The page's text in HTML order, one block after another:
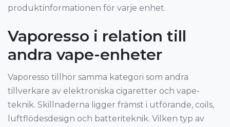
produktinformationen för varje enhet.
Vaporesso i relation till
andra vape-enheter
Vaporesso tillhör samma kategori som andra
tillverkare av elektroniska cigaretter och vape-
teknik. Skillnaderna ligger främst i utförande, coils,
luftflödesdesign och batteriteknik. Vilken typ av